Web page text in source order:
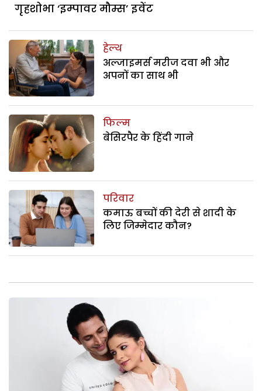
गृहशोभा ‘इम्पावर मौम्स’ इवेंट
हेल्थ
अल्जाइमर्स मरीज दवा भी और
अपनों का साथ भी
फिल्म
बेसिरपैर के हिंदी गाने
परिवार
कमाऊ बच्चों की देरी से शादी के
लिए जिम्मेदार कौन?